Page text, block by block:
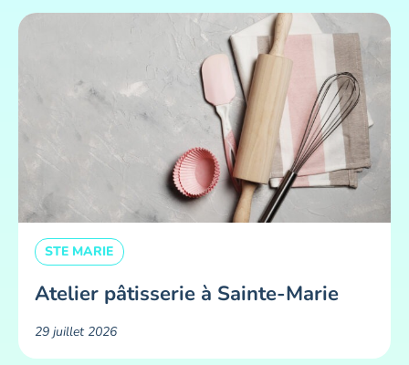
STE MARIE
Atelier pâtisserie à Sainte-Marie
29 juillet 2026